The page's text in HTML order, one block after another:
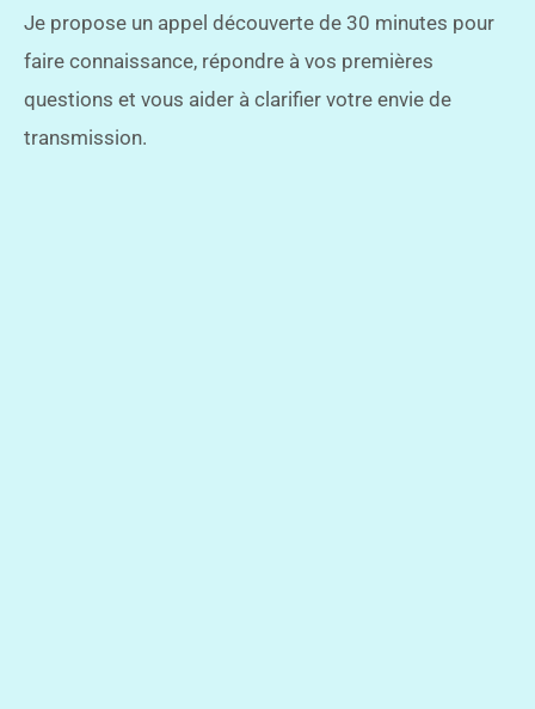
Je propose un appel découverte de 30 minutes pour
faire connaissance, répondre à vos premières
questions et vous aider à clarifier votre envie de
transmission.